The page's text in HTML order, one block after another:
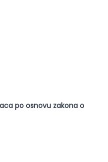
po osnovu zakona o